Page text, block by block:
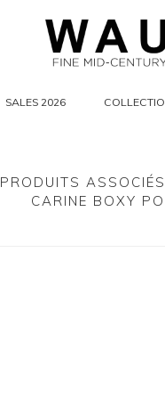
SALES 2026
PRODUITS
CARINE BOXY